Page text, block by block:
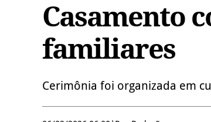
Casamento
familiares
Cerimônia foi organizada em